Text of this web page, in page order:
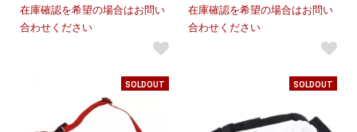
在庫確認を希望の場合はお問い
合わせください
在庫確認を希望の場合はお問い
合わせください
SOLDOUT SOLDOUT